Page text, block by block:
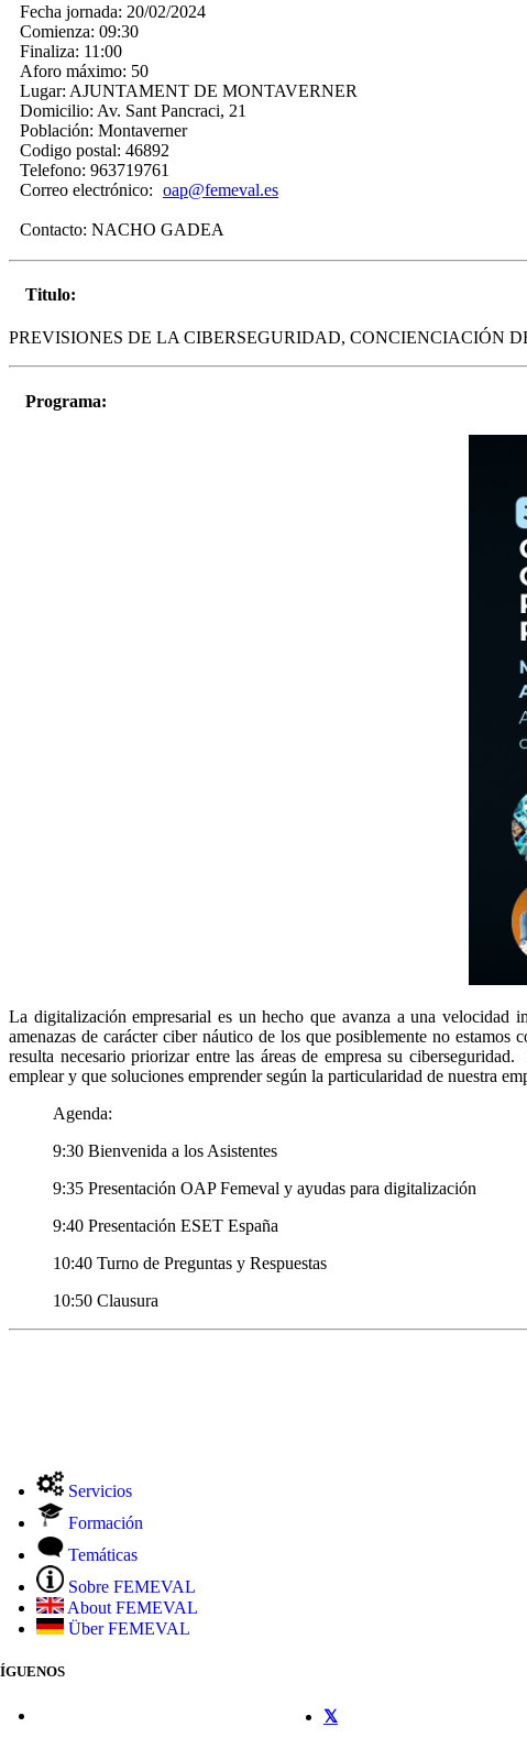
Fecha jornada: 20/02/2024
Comienza: 09:30
Finaliza: 11:00
Aforo máximo: 50
Lugar: AJUNTAMENT DE MONTAVERNER
Domicilio: Av. Sant Pancraci, 21
Población: Montaverner
Codigo postal: 46892
Telefono: 963719761
Correo electrónico: oap@femeval.es
Contacto: NACHO GADEA
Titulo:
PREVISIONES DE LA CIBERSEGURIDAD, CONCIENCIACIÓN
Programa:
La digitalización empresarial es un hecho que avanza a una velocidad
amenazas de carácter cibernáutico de los que posiblemente no estamos
resulta necesario priorizar entre las áreas de empresa su ciberseguridad.
emplear y que soluciones emprender según la particularidad de nuestra
Agenda:
9:30 Bienvenida a los Asistentes
9:35 Presentación OAPFemeval y ayudas para digitalización
9:40 Presentación ESET España
10:40 Turno de Preguntas y Respuestas
10:50 Clausura
Servicios
Formación
Temáticas
Sobre FEMEVAL
About FEMEVAL
Über FEMEVAL